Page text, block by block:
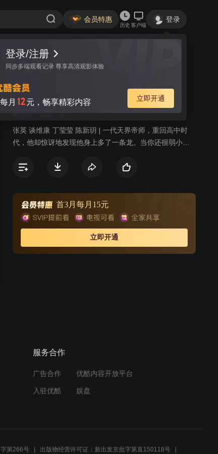
会员特惠
历史 客户端
登录
登录/注册
同步多端观看记录 尊享高清观影体验
月 12元，畅享精彩内容 立即开通
视频 讨论
重生归来：直接无敌 简介
玄幻
张英 谈维康 丁莹莹 陈新玥 | 一代天界帝师，重回高中时
代，他却惊讶地发现他身上多了一条龙。当你还很弱小
从了，但这一世，风流帝师纵横都市，覆手翻云，心中执
首3月每月15元
立即开通
服务合作
广告合作 优酷内容开放平台
入驻优酷 娱盘
第266号 出版物经营许可证：新出发京批字第直150118号